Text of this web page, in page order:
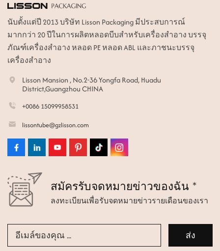
นับตั้งแต่ปี 2013 บริษัท Lisson Packaging มีประสบการณ์
มากกว่า 20 ปีในการผลิตหลอดบีบสำหรับเครื่องสำอาง บรรจุ
ภัณฑ์เครื่องสำอาง หลอด PE หลอด ABL และภาชนะบรรจุ
เครื่องสำอาง
Lisson Mansion , No.2-36 Yongfa Road, Huadu
District,Guangzhou CHINA
+0086 15099958531
lissontube@gzlisson.com
สมัครรับจดหมายข่าวของฉัน *
ลงทะเบียนเพื่อรับจดหมายข่าวรายเดือนของเรา